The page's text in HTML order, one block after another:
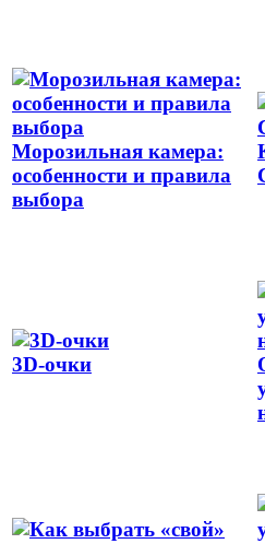
Морозильная камера:
особенности и правила
выбора
3D-очки